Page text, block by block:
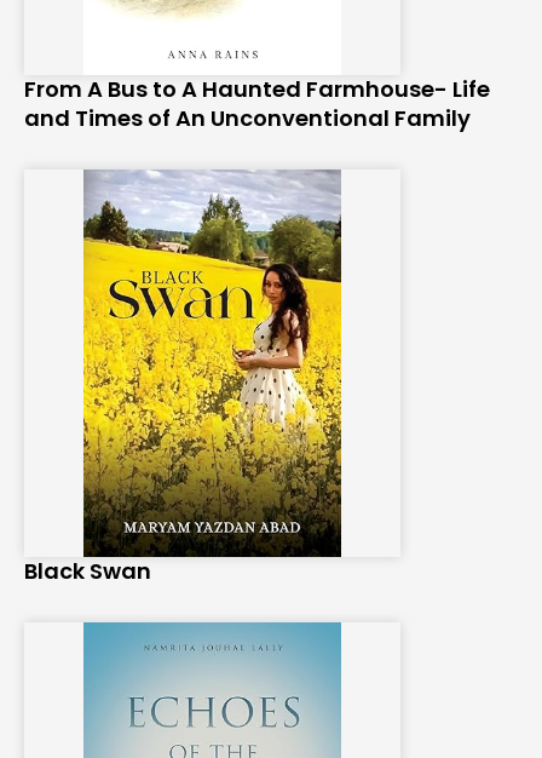
From A Bus to A Haunted Farmhouse- Life
and Times of An Unconventional Family
Black Swan